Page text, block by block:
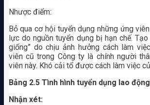
Nhược điểm:
Bỏ qua cơ hội tuyển dụng những ứng
lực do nguồn tuyển dụng bị hạn chế.
giống” do chịu ảnh hưởng cách làm
viên cũ trong Công ty là chính người
viên này. Khó cải tổ được cách làm việc
Bảng 2.5 Tình hình tuyển dụng lao
Nhận xét: